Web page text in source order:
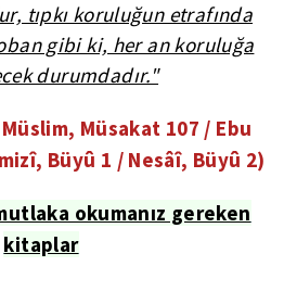
tıpkı koruluğun etrafında
gibi ki, her an koruluğa
durumdadır."
Müsakat 107 / Ebu
Büyû 1 / Nesâî, Büyû 2)
okumanız gereken
kitaplar